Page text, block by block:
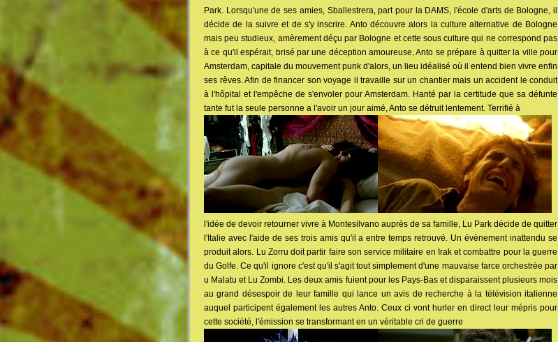
Park. Lorsqu'une de ses amies, Sballestrera, part pour la DAMS, l'école d'arts de Bologne, il
décide de la suivre et de s'y inscrire. Anto découvre alors la culture alternative de Bologne
mais peu studieux, amèrement déçu par Bologne et cette sous culture qui ne correspond pas
à ce qu'il espérait, brisé par une déception amoureuse, Anto se prépare à quitter la ville pour
Amsterdam, capitale du mouvement punk d'alors, un lieu idéalisé où il entend bien vivre enfin
ses rêves. Afin de financer son voyage il travaille sur un chantier mais un accident le conduit
à l'hôpital et l'empêche de s'envoler pour Amsterdam. Hanté par la certitude que sa défunte
tante fut la seule personne a l'avoir un jour aimé, Anto se détruit lentement. Terrifié à
l'idée de devoir retourner vivre à Montesilvano auprès de sa famille, Lu Park décide de quitter
l'Italie avec l'aide de ses trois amis qu'il a entre temps retrouvé. Un évènement inattendu se
produit alors. Lu Zorru doit partir faire son service militaire en Irak et combattre pour la guerre
du Golfe. Ce qu'il ignore c'est qu'il s'agit tout simplement d'une mauvaise farce orchestrée par
u Malatu et Lu Zombi. Les deux amis fuient pour les Pays-Bas et disparaissent plusieurs mois
au grand désespoir de leur famille qui lance un avis de recherche à la télévision italienne
auquel participent également les autres Anto. Ceux ci vont hurler en direct leur mépris pour
cette société, l'émission se transformant en un véritable cri de guerre